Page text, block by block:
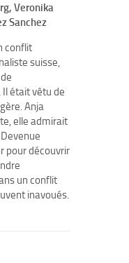
Veronika
Sanchez
conflit
suisse,
était vêtu de
Anja
elle admirait
pour découvrir
un conflit
inavoués.